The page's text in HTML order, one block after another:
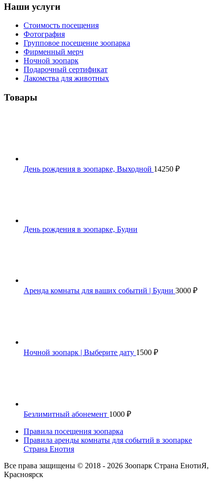
Наши услуги
Стоимость посещения
Фотография
Групповое посещение зоопарка
Фирменный мерч
Ночной зоопарк
Подарочный сертификат
Лакомства для животных
Товары
День рождения в зоопарке, Выходной 14250 ₽
День рождения в зоопарке, Будни
Аренда комнаты для ваших событий | Будни 3000 ₽
Ночной зоопарк | Выберите дату 1500 ₽
Безлимитный абонемент 1000 ₽
Правила посещения зоопарка
Правила аренды комнаты для событий в зоопарке
Страна Енотия
Все права защищены © 2018 - 2026 Зоопарк Страна ЕнотиЯ,
Красноярск